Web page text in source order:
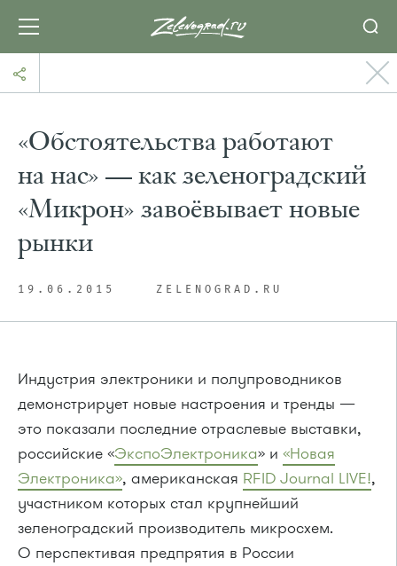
«Обстоятельства работают
на нас» — как зеленоградский
«Микрон» завоёвывает новые
рынки
19.06.2015 ZELENOGRAD.RU
Индустрия электроники и полупроводников
демонстрирует новые настроения и тренды —
это показали последние отраслевые выставки,
российские «ЭкспоЭлектроника» и «Новая
Электроника», американская RFID Journal LIVE!,
участником которых стал крупнейший
зеленоградский производитель микросхем.
О перспективая предпрятия в России